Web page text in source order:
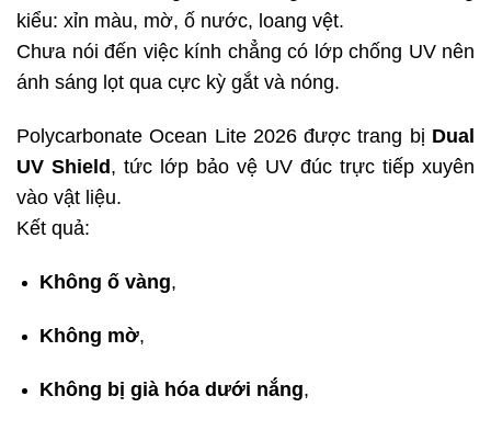
kiểu: xỉn màu, mờ, ố nước, loang vệt.
Chưa nói đến việc kính chẳng có lớp chống UV nên
ánh sáng lọt qua cực kỳ gắt và nóng.
Polycarbonate Ocean Lite 2026 được trang bị Dual
UV Shield , tức lớp bảo vệ UV đúc trực tiếp xuyên
vào vật liệu.
Kết quả:
Không ố vàng,
Không mờ,
Không bị già hóa dưới nắng,